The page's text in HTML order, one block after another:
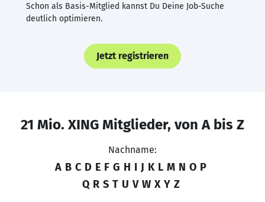
Schon als Basis-Mitglied kannst Du Deine Job-Suche
deutlich optimieren.
Jetzt registrieren
21 Mio. XING Mitglieder, von A bis Z
Nachname:
A B C D E F G H I J K L M N O P
Q R S T U V W X Y Z